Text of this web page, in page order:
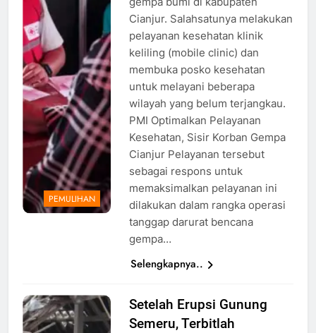
sumber:
Atep
Maulana
PEMULIHAN
Cianjur. Salahsatunya melakukan
pelayanan kesehatan klinik
keliling (mobile clinic) dan
membuka posko kesehatan
untuk melayani beberapa
wilayah yang belum terjangkau.
PMI Optimalkan Pelayanan
Kesehatan, Sisir Korban Gempa
Cianjur Pelayanan tersebut
sebagai respons untuk
memaksimalkan pelayanan ini
dilakukan dalam rangka operasi
tanggap darurat bencana
gempa…
Selengkapnya..
Ilustrasi
rumah yang
Setelah Erupsi Gunung
Semeru, Terbitlah